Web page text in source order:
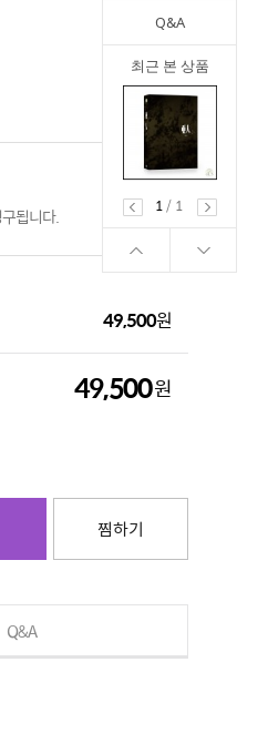
Q&A
최근 본 상품
1
/ 1
됩니다.
49,500원
49,500원
찜하기
Q&A